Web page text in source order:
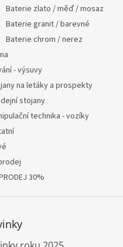
Baterie zlato / měď / mosaz
Baterie granit / barevné
Baterie chrom / nerez
- výsuvy
na letáky a prospekty
stojany
technika - vozíky
30%